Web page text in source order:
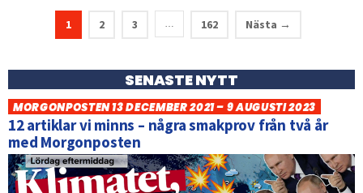
1 2 3 … 162 Nästa →
SENASTE NYTT
MORGONPOSTEN 13 DECEMBER 2021 – 9 AUGUSTI 2023
12 artiklar vi minns – några smakprov från två år
med Morgonposten